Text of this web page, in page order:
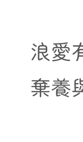
浪愛
棄養